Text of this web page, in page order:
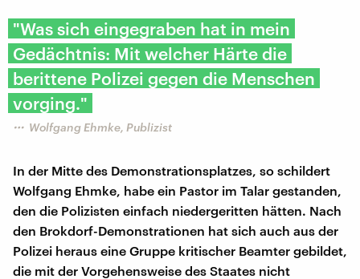
"Was sich eingegraben hat in mein
Gedächtnis: Mit welcher Härte die
berittene Polizei gegen die Menschen
vorging."
Wolfgang Ehmke, Publizist
In der Mitte des Demonstrationsplatzes, so schildert
Wolfgang Ehmke, habe ein Pastor im Talar gestanden,
den die Polizisten einfach niedergeritten hätten. Nach
den Brokdorf-Demonstrationen hat sich auch aus der
Polizei heraus eine Gruppe kritischer Beamter gebildet,
die mit der Vorgehensweise des Staates nicht